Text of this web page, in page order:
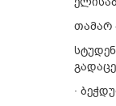
თამარ
·